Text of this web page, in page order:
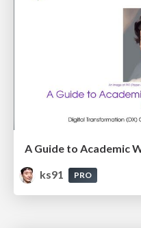
ks91
PRO